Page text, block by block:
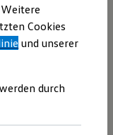
über die
als
Inhalten
Webseite
Cookies
und unserer
durch